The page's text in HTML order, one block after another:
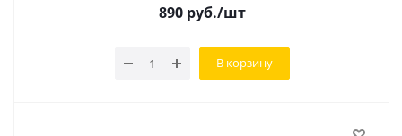
890руб./шт
В корзину